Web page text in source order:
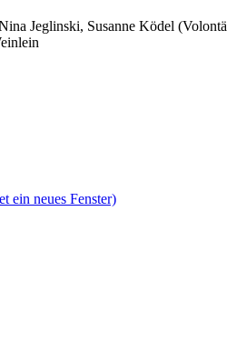
Jeglinski, Susanne Ködel
ein neues Fenster)